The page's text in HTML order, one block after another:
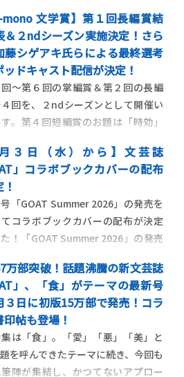
と毎号話題を呼んできたテーマに続
も豪華執筆陣が集結し、かつてな
ーチで「食」に挑みます。 2024年
を受賞した『成瀬は天下を取
mono 文学賞】第１回長編賞結
＆２ndシーズン実施決定！さら
藤シゲアキ氏らによる最終選考
ッドキャスト配信が決定！
～第６回の掌編賞＆第２回の長編
回を、２ndシーズンとして開催い
。第４回短編賞のお題は「時効」
ュージックエンタテインメントが運
ストーリーエンタテインメントプラ
ーム「 monogatary.com 」が共同
設した、第１回【GO-mon
月３日（水）から】文芸誌
」コラボブックカバーの配布
「GOAT Summer 2026」の発売を
コラボブックカバーの配布が決定
！「GOAT Summer 2026」の発売
。
万部突破！話題沸騰の新文芸誌
」、「食」がテーマの最新号
３日に初版15万部で発売！コラ
帖も登場！
は「食」。「愛」「悪」「美」と
を呼んできたテーマに続き、今回も
陣が集結し、かつてないアプロー